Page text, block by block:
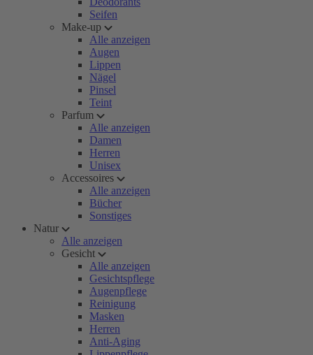
Seifen
Make-up
Alle anzeigen
Augen
Lippen
Nägel
Pinsel
Teint
Parfum
Alle anzeigen
Damen
Herren
Unisex
Accessoires
Alle anzeigen
Bücher
Sonstiges
Natur
Alle anzeigen
Gesicht
Alle anzeigen
Gesichtspflege
Augenpflege
Reinigung
Masken
Herren
Anti-Aging